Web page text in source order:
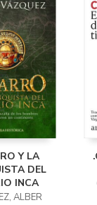
Y LA
DEL
INCA
ALBER